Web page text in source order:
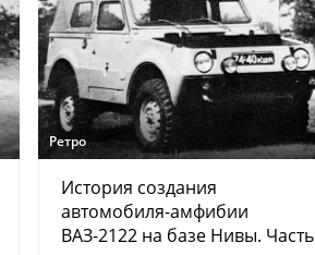
Ретро
История создания
автомобиля-амфибии
ВАЗ-2122 на базе Нивы. Часть